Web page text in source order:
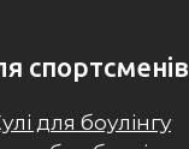
спортсменів
для боулінгу